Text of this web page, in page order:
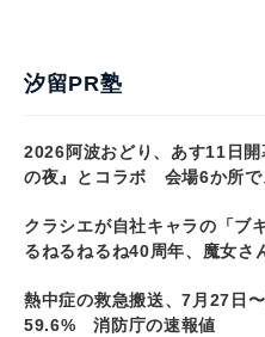
汐留PR塾
2026阿波おどり、あす11日
の夜』とコラボ 会場6か所で
クラシエが自社キャラの「
るねるねるね40周年、魔女さ
熱中症の救急搬送、7月27日
59.6% 消防庁の速報値